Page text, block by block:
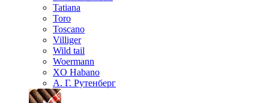
Tatiana
Toro
Toscano
Villiger
Wild tail
Woermann
XO Habano
А. Г. Рутенберг